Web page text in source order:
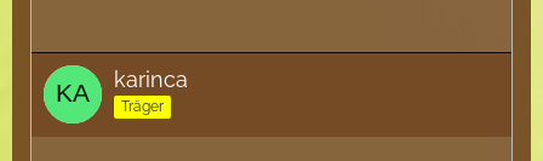
karinca
Träger